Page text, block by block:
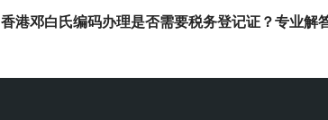
香港邓白氏编码办理是否需要税务登记证？专业解